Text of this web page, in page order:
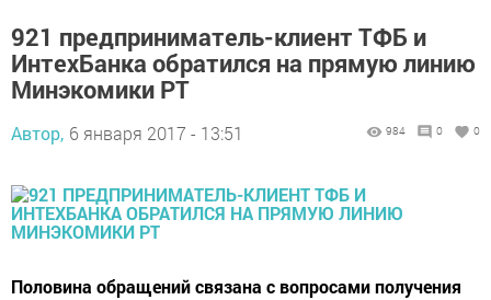
921 предприниматель-клиент ТФБ и
ИнтехБанка обратился на прямую линию
Минэкомики РТ
Автор, 6 января 2017 - 13:51 984 0 0
Половина обращений связана с вопросами получения